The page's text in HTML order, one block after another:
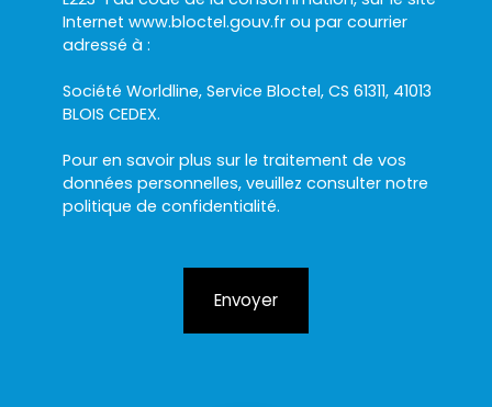
Internet www.bloctel.gouv.fr ou par courrier
adressé à :
Société Worldline, Service Bloctel, CS 61311, 41013
BLOIS CEDEX.
Pour en savoir plus sur le traitement de vos
données personnelles, veuillez consulter notre
politique de confidentialité.
Envoyer